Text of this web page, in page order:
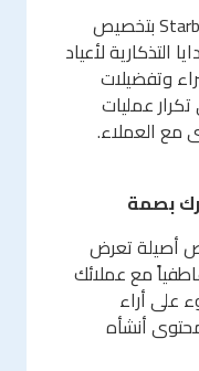
يقوم برنامج مكافآت Starbucks بتخصيص
التذكارية لأعياد
وتفضيلات
عمليات
مع العملاء.
بصمة
أصيلة تعرض
مع عملائك
على أراء
أنشأه